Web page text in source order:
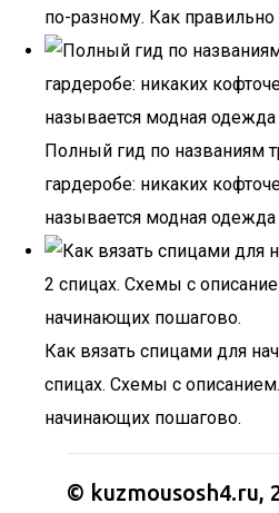
по-разному. Как правильно
Полный гид по названиям
гардеробе: никаких
называется модная одежда
Как вязать спицами для
спицах. Схемы с
начинающих пошагово.
© kuzmousosh4.ru,